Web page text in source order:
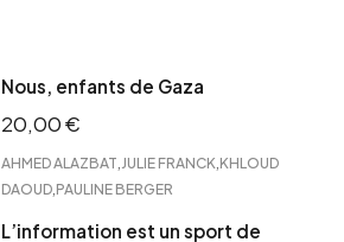
Nous, enfants de Gaza
20,00€
AHMED ALAZBAT JULIE FRANCK KHLOUD
DAOUD PAULINE BERGER
L’information est un sport de